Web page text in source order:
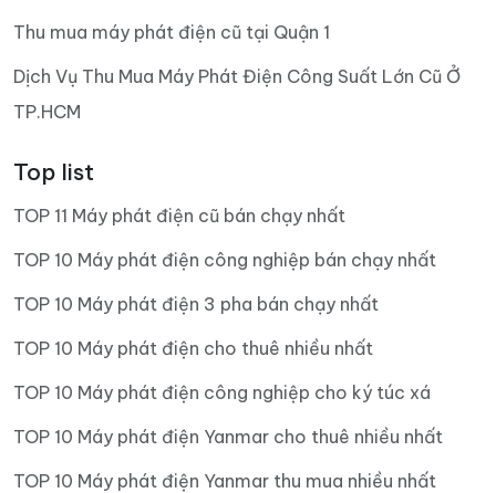
Thu mua máy phát điện cũ tại Quận 1
Dịch Vụ Thu Mua Máy Phát Điện Công Suất Lớn Cũ Ở
TP.HCM
Top list
TOP 11 Máy phát điện cũ bán chạy nhất
TOP 10 Máy phát điện công nghiệp bán chạy nhất
TOP 10 Máy phát điện 3 pha bán chạy nhất
TOP 10 Máy phát điện cho thuê nhiều nhất
TOP 10 Máy phát điện công nghiệp cho ký túc xá
TOP 10 Máy phát điện Yanmar cho thuê nhiều nhất
TOP 10 Máy phát điện Yanmar thu mua nhiều nhất